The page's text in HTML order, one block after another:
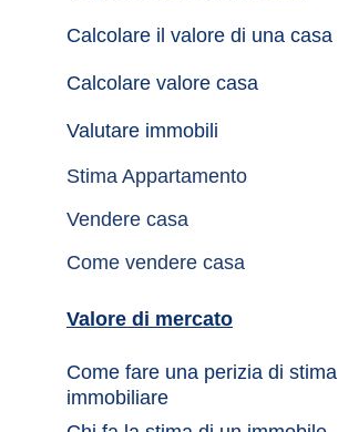
Valore di mercato
Come fare una perizia di stima
immobiliare
Stima Appartamento
Vendere casa
Come vendere casa
Calcolare il valore di una casa
Calcolare valore casa
Valutare immobili